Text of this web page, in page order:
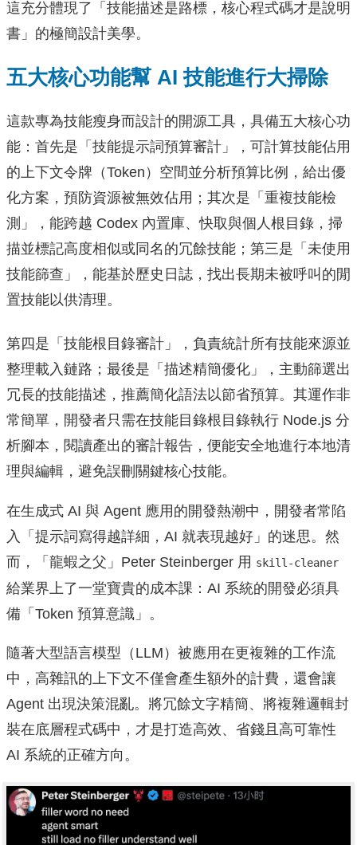
這充分體現了「技能描述是路標，核心程式碼才是說明
書」的極簡設計美學。
五大核心功能幫 AI 技能進行大掃除
這款專為技能瘦身而設計的開源工具，具備五大核心功
能：首先是「技能提示詞預算審計」，可計算技能佔用
的上下文令牌（Token）空間並分析預算比例，給出優
化方案，預防資源被無效佔用；其次是「重複技能檢
測」，能跨越 Codex 內置庫、快取與個人根目錄，掃
描並標記高度相似或同名的冗餘技能；第三是「未使用
技能篩查」，能基於歷史日誌，找出長期未被呼叫的閒
置技能以供清理。
第四是「技能根目錄審計」，負責統計所有技能來源並
整理載入鏈路；最後是「描述精簡優化」，主動篩選出
冗長的技能描述，推薦簡化語法以節省預算。其運作非
常簡單，開發者只需在技能目錄根目錄執行 Node.js 分
析腳本，閱讀產出的審計報告，便能安全地進行本地清
理與編輯，避免誤刪關鍵核心技能。
在生成式 AI 與 Agent 應用的開發熱潮中，開發者常陷
入「提示詞寫得越詳細，AI 就表現越好」的迷思。然
而，「龍蝦之父」Peter Steinberger 用 skill-cleaner
給業界上了一堂寶貴的成本課：AI 系統的開發必須具
備「Token 預算意識」。
隨著大型語言模型（LLM）被應用在更複雜的工作流
中，高雜訊的上下文不僅會產生額外的計費，還會讓
Agent 出現決策混亂。將冗餘文字精簡、將複雜邏輯封
裝在底層程式碼中，才是打造高效、省錢且高可靠性
AI 系統的正確方向。